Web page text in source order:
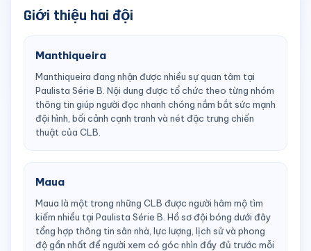
Giới thiệu hai đội
Manthiqueira
Manthiqueira đang nhận được nhiều sự quan tâm tại
Paulista Série B. Nội dung được tổ chức theo từng nhóm
thông tin giúp người đọc nhanh chóng nắm bắt sức mạnh
đội hình, bối cảnh cạnh tranh và nét đặc trưng chiến
thuật của CLB.
Maua
Maua là một trong những CLB được người hâm mộ tìm
kiếm nhiều tại Paulista Série B. Hồ sơ đội bóng dưới đây
tổng hợp thông tin sân nhà, lực lượng, lịch sử và phong
độ gần nhất để người xem có góc nhìn đầy đủ trước mỗi